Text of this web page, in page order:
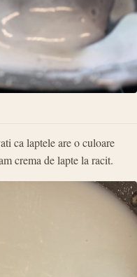
ca laptele are o culoare
crema de lapte la racit.